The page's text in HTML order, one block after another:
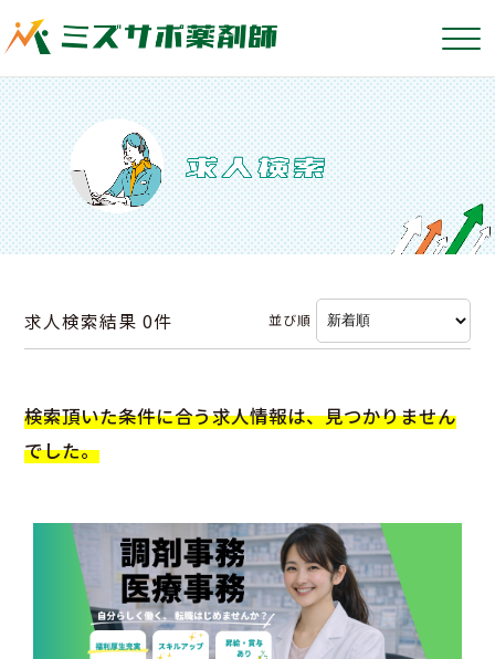
求人検索結果0件 並び順
検索頂いた条件に合う求人情報は、見つかりません
でした。